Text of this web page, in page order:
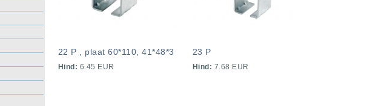
22 P , plaat 60*110, 41*48*3
Hind: 6.45 EUR
23 P
Hind: 7.68 EUR